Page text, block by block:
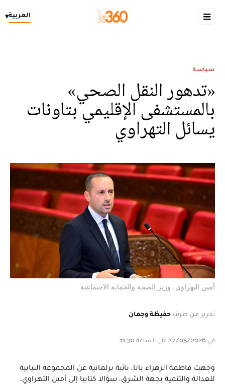
العربية▾
سياسة
«تدهور النقل الصحي»
بالمستشفى الإقليمي بتاونات
يسائل التهراوي
أمين التهراوي، وزير الصحة والحماية الاجتماعية
تحرير من طرف حفيظة وجمان
في 27/05/2026 على الساعة 11:30
وجهت فاطمة الزهراء باتا، نائبة برلمانية عن المجموعة النيابية
للعدالة والتنمية بجهة الشرق، سؤالا كتابيا إلى أمين التهراوي،